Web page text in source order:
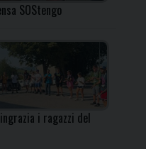
SOStengo
i ragazzi del